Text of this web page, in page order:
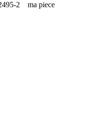
2 ma piece